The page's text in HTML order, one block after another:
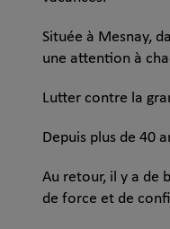
Située à Mesnay,
une attention à
Lutter contre la
Depuis plus de 40
Au retour, il y a de
de force et de